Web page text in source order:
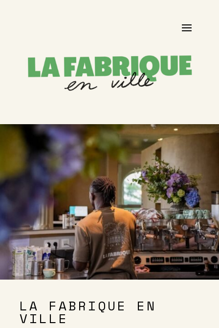
LA FABRIQUE EN
VILLE